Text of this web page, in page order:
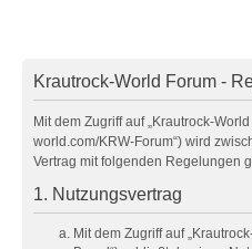
Krautrock-World Forum -
Mit dem Zugriff auf „Krautrock-
world.com/KRW-Forum“) wird
Vertrag mit folgenden Regelungen
1. Nutzungsvertrag
Mit dem Zugriff auf